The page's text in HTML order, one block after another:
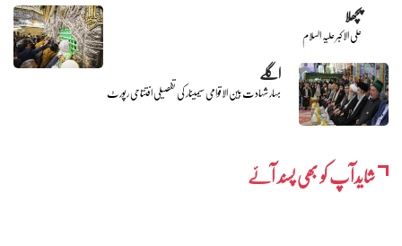
پچھلا
علی الاکبر علیہ السلام
اگلے
بہار شہادت بین الاقوامی سیمینار کی تفصیلی افتتاحی رپورٹ
شایدآپ کو بھی پسند آئے